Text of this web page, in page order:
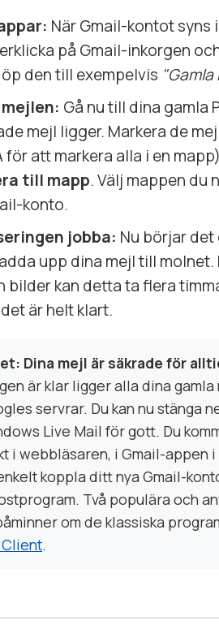
När Gmail-kontot syns
på Gmail-inkorgen
den till exempelvis
Gå nu till dina gamla
mejl ligger. Markera de
för att markera alla i en
till mapp. Välj mappen du
konto.
jobba: Nu börjar det
upp dina mejl till molnet.
bilder kan detta ta flera
är helt klart.
Dina mejl är säkrade för
är klar ligger alla dina
servrar. Du kan nu stänga
Live Mail för gott. Du
i webbläsaren, i Gmail-appen i
koppla ditt nya Gmail-
Två populära och
om de klassiska
.